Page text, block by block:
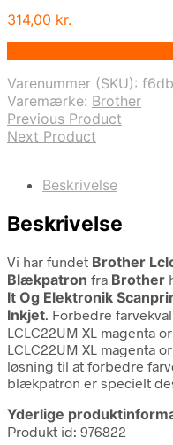
314,00 kr.
Varenummer (SKU):
Varemærke: Brother
Previous Product
Next Product
Beskrivelse
Beskrivelse
Vi har fundet Brother
Blækpatron fra Brother
It Og Elektronik
Inkjet. Forbedre
LCLC22UM XL magenta
LCLC22UM XL magenta
løsning til at forbedre
blækpatron er specielt
Yderlige
Produkt id: 976822